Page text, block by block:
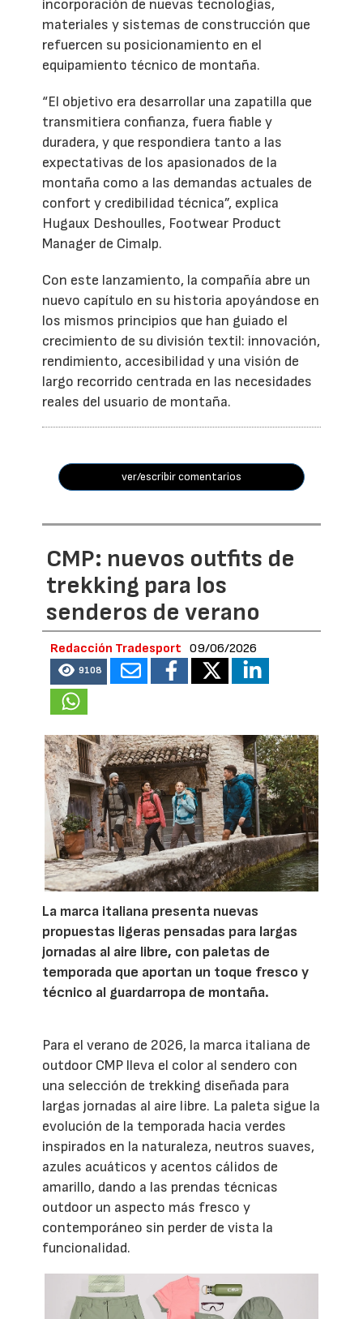
incorporación de nuevas tecnologías,
materiales y sistemas de construcción que
refuercen su posicionamiento en el
equipamiento técnico de montaña.
“El objetivo era desarrollar una zapatilla que
transmitiera confianza, fuera fiable y
duradera, y que respondiera tanto a las
expectativas de los apasionados de la
montaña como a las demandas actuales de
confort y credibilidad técnica”, explica
Hugaux Deshoulles, Footwear Product
Manager de Cimalp.
Con este lanzamiento, la compañía abre un
nuevo capítulo en su historia apoyándose en
los mismos principios que han guiado el
crecimiento de su división textil: innovación,
rendimiento, accesibilidad y una visión de
largo recorrido centrada en las necesidades
reales del usuario de montaña.
ver/escribir comentarios
CMP: nuevos outfits de
trekking para los
senderos de verano
Redacción Tradesport 09/06/2026
9108
La marca italiana presenta nuevas
propuestas ligeras pensadas para largas
jornadas al aire libre, con paletas de
temporada que aportan un toque fresco y
técnico al guardarropa de montaña.
Para el verano de 2026, la marca italiana de
outdoor CMP lleva el color al sendero con
una selección de trekking diseñada para
largas jornadas al aire libre. La paleta sigue la
evolución de la temporada hacia verdes
inspirados en la naturaleza, neutros suaves,
azules acuáticos y acentos cálidos de
amarillo, dando a las prendas técnicas
outdoor un aspecto más fresco y
contemporáneo sin perder de vista la
funcionalidad.